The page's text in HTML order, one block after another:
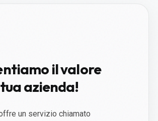
il valore
azienda!
un servizio chiamato